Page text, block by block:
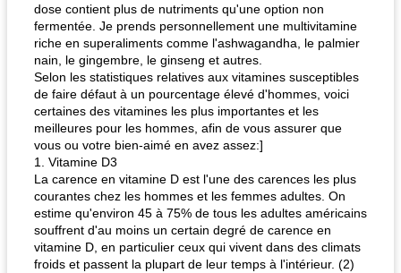
dose contient plus de nutriments qu'une option non
fermentée. Je prends personnellement une multivitamine
riche en superaliments comme l'ashwagandha, le palmier
nain, le gingembre, le ginseng et autres.
Selon les statistiques relatives aux vitamines susceptibles
de faire défaut à un pourcentage élevé d'hommes, voici
certaines des vitamines les plus importantes et les
meilleures pour les hommes, afin de vous assurer que
vous ou votre bien-aimé en avez assez:]
1. Vitamine D3
La carence en vitamine D est l'une des carences les plus
courantes chez les hommes et les femmes adultes. On
estime qu'environ 45 à 75% de tous les adultes américains
souffrent d'au moins un certain degré de carence en
vitamine D, en particulier ceux qui vivent dans des climats
froids et passent la plupart de leur temps à l'intérieur. (2)